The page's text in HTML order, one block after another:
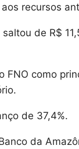
recursos
de R$
FNO como
de 37,4%.
da